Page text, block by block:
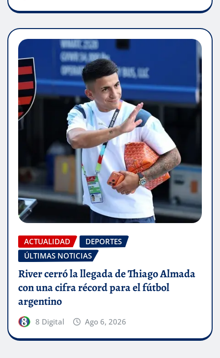
ACTUALIDAD
DEPORTES
ÚLTIMAS NOTICIAS
River cerró la llegada de Thiago Almada
con una cifra récord para el fútbol
argentino
8 Digital Ago 6, 2026